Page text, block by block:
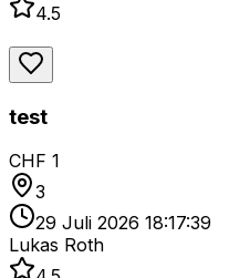
4.5
test
CHF 1
3
29 Juli 2026 18:17:39
Lukas Roth